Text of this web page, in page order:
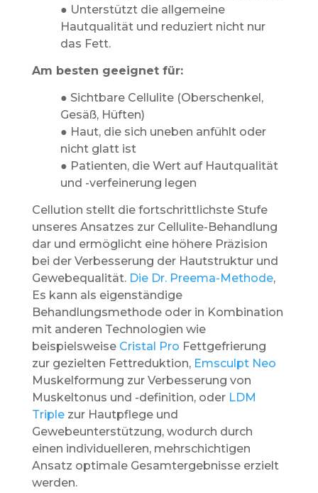
● Unterstützt die allgemeine
Hautqualität und reduziert nicht nur
das Fett.
Am besten geeignet für:
● Sichtbare Cellulite (Oberschenkel,
Gesäß, Hüften)
● Haut, die sich uneben anfühlt oder
nicht glatt ist
● Patienten, die Wert auf Hautqualität
und -verfeinerung legen
Cellution stellt die fortschrittlichste Stufe
unseres Ansatzes zur Cellulite-Behandlung
dar und ermöglicht eine höhere Präzision
bei der Verbesserung der Hautstruktur und
Gewebequalität. Die Dr. Preema-Methode,
Es kann als eigenständige
Behandlungsmethode oder in Kombination
mit anderen Technologien wie
beispielsweise Cristal Pro Fettgefrierung
zur gezielten Fettreduktion, Emsculpt Neo
Muskelformung zur Verbesserung von
Muskeltonus und -definition, oder LDM
Triplezur Hautpflege und
Gewebeunterstützung, wodurch durch
einen individuelleren, mehrschichtigen
Ansatz optimale Gesamtergebnisse erzielt
werden.